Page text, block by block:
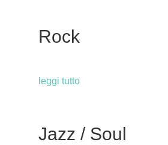
Rock
leggi tutto
Jazz / Soul